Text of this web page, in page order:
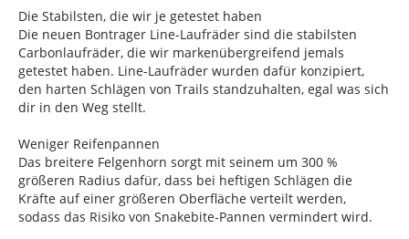
Die Stabilsten, die wir je getestet haben
Die neuen Bontrager Line-Laufräder sind die stabilsten
Carbonlaufräder, die wir markenübergreifend jemals
getestet haben. Line-Laufräder wurden dafür konzipiert,
den harten Schlägen von Trails standzuhalten, egal was sich
dir in den Weg stellt.
Weniger Reifenpannen
Das breitere Felgenhorn sorgt mit seinem um 300 %
größeren Radius dafür, dass bei heftigen Schlägen die
Kräfte auf einer größeren Oberfläche verteilt werden,
sodass das Risiko von Snakebite-Pannen vermindert wird.